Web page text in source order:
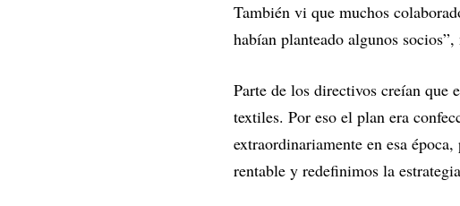
También vi que muchos
habían planteado algunos
Parte de los directivos creían que
textiles. Por eso el plan era
extraordinariamente en esa
rentable y redefinimos la